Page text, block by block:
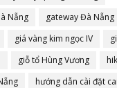
Nẵng
gateway Đà Nẵng
giá vàng kim ngọc IV
giỗ tổ Hùng Vương
hướng dẫn cài đặt